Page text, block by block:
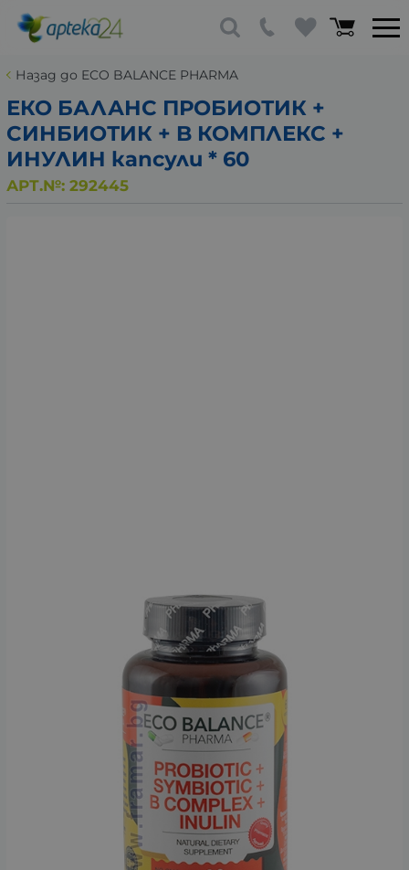
Назад до ECO BALANCE PHARMA
ЕКО БАЛАНС ПРОБИОТИК +
СИНБИОТИК + B КОМПЛЕКС +
ИНУЛИН капсули * 60
АРТ.№: 292445